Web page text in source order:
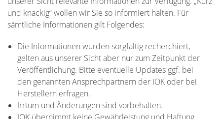
und knackig“ wollen wir Sie so informiert halten. Für
sämtliche Informationen gilt Folgendes:
Die Informationen wurden sorgfältig recherchiert,
gelten aus unserer Sicht aber nur zum Zeitpunkt der
Veröffentlichung. Bitte eventuelle Updates ggf. bei
den genannten Ansprechpartnern der IOK oder bei
Herstellern erfragen.
Irrtum und Änderungen sind vorbehalten.